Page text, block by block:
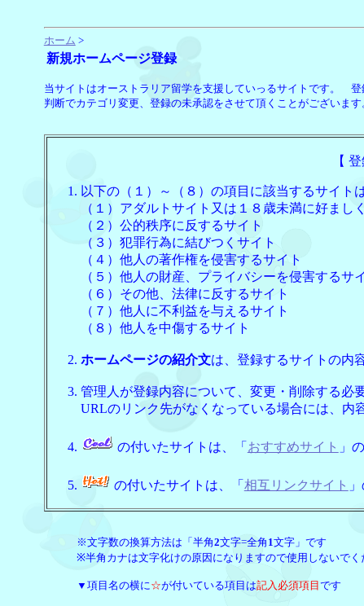
ホーム >
新規ホームページ登録
当サイトはオーストラリア留学を支援していっるサイトです。
判断でカテゴリ変更、登録の未承認をさせて頂くことがございます
【
以下の（１）～（８）の項目に該当するサイト
（１）アダルトサイト又は１８歳未満に好まし
（２）公的秩序に反するサイト
（３）犯罪行為に結びつくサイト
（４）他人の著作権を侵害するサイト
（５）他人の財産、プライバシーを侵害するサ
（６）その他、法律に反するサイト
（７）他人に不利益を与えるサイト
（８）他人を中傷するサイト
ホームページの紹介文は、登録するサイトの内
管理人が登録内容について、変更・削除する必
URLのリンク先がなくなっている場合には、内
の付いたサイトは、「 おすすめサイト 」
の付いたサイトは、「 相互リンクサイト
※文字数の換算方法は「半角2文字=全角 1文字」です
※半角カナは文字化けの原因になりますので使用しないでく
▼項目名の横に☆が付いている項目は記入必須項目 です